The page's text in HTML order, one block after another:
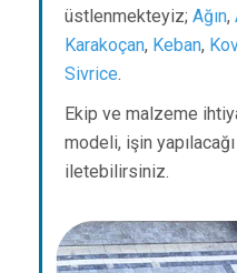
üstlenmekteyiz; Ağın,
Karakoçan, Keban,
Sivrice.
Ekip ve malzeme
modeli, işin
iletebilirsiniz.